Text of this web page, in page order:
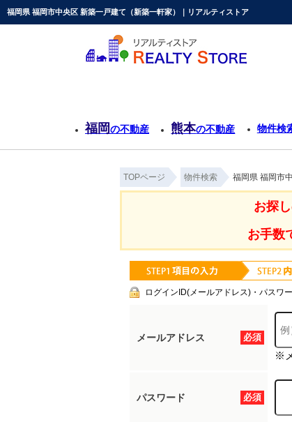
福岡県 福岡市中央区 新築一戸建て（新築一軒家）｜リアルティストア
福岡の不動産 熊本の不動産 物件検
TOPページ 物件検索 福岡県 福岡市
お探
お手数
ログインID(メールアドレス)・パスワ
必須
メールアドレス
※
必須
パスワード